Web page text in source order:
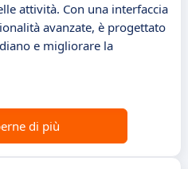
attività. Con una interfaccia
avanzate, è progettato
e migliorare la
di più